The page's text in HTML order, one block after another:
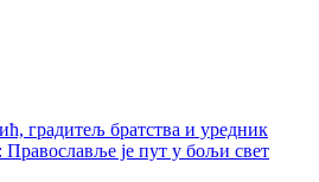
градитељ братства и уредник
је пут у бољи свет